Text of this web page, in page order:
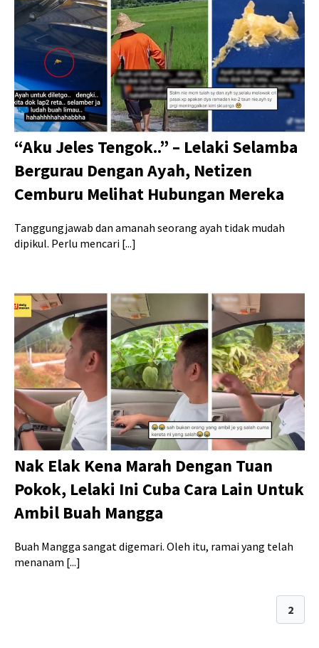
“Aku Jeles Tengok..” – Lelaki Selamba
Bergurau Dengan Ayah, Netizen
Cemburu Melihat Hubungan Mereka
Tanggungjawab dan amanah seorang ayah tidak mudah
dipikul. Perlu mencari [...]
Nak Elak Kena Marah Dengan Tuan
Pokok, Lelaki Ini Cuba Cara Lain Untuk
Ambil Buah Mangga
Buah Mangga sangat digemari. Oleh itu, ramai yang telah
menanam [...]
2